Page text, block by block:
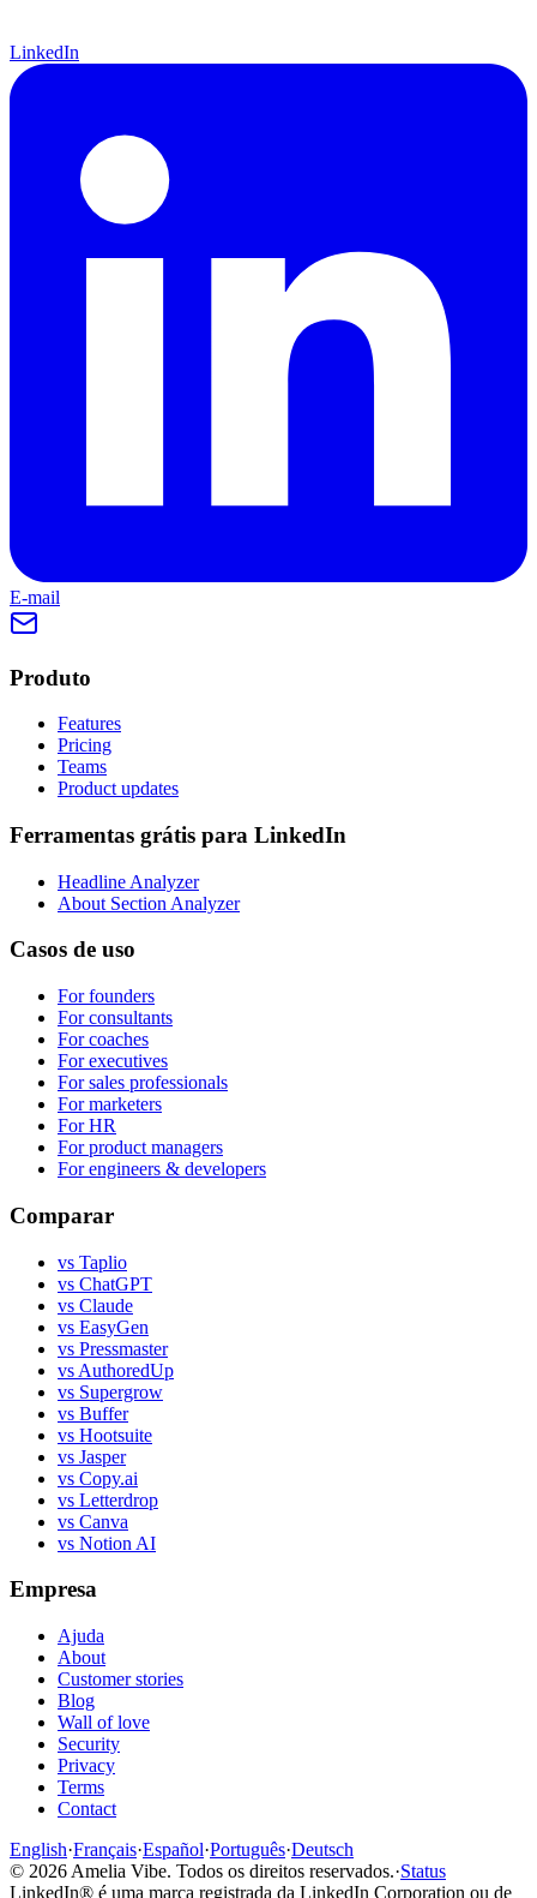
LinkedIn
E-mail
Produto
Features
Pricing
Teams
Product updates
Ferramentas grátis para LinkedIn
Headline Analyzer
About Section Analyzer
Casos de uso
For founders
For consultants
For coaches
For executives
For sales professionals
For marketers
For HR
For product managers
For engineers & developers
Comparar
vs Taplio
vs ChatGPT
vs Claude
vs EasyGen
vs Pressmaster
vs AuthoredUp
vs Supergrow
vs Buffer
vs Hootsuite
vs Jasper
vs Copy.ai
vs Letterdrop
vs Canva
vs Notion AI
Empresa
Ajuda
About
Customer stories
Blog
Wall of love
Security
Privacy
Terms
Contact
English·Français·Español·Português·Deutsch
© 2026 Amelia Vibe. Todos os direitos reservados.·Status
LinkedIn® é uma marca registrada da LinkedIn Corporation ou de